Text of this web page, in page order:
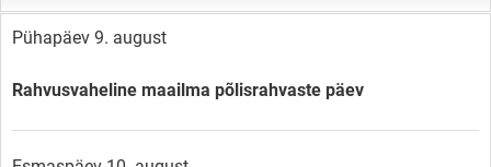
Pühapäev 9. august
Rahvusvaheline maailma põlisrahvaste päev